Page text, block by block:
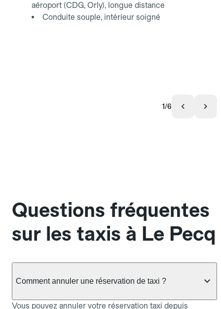
aéroport (CDG, Orly), longue distance
Conduite souple, intérieur soigné
1/6
Questions fréquentes
sur les taxis à Le Pecq
Comment annuler une réservation de taxi ?
Vous pouvez annuler votre réservation taxi depuis